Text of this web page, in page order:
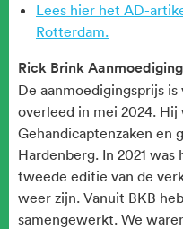
Lees hier het AD-
Rotterdam.
Rick Brink
De aanmoedigingsprijs
overleed in mei 2024.
Gehandicaptenzaken en
Hardenberg. In 2021 was
tweede editie van de
weer zijn. Vanuit BKB
samengewerkt. We